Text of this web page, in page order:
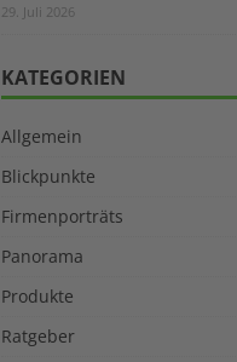
29. Juli 2026
KATEGORIEN
Allgemein
Blickpunkte
Firmenporträts
Panorama
Produkte
Ratgeber